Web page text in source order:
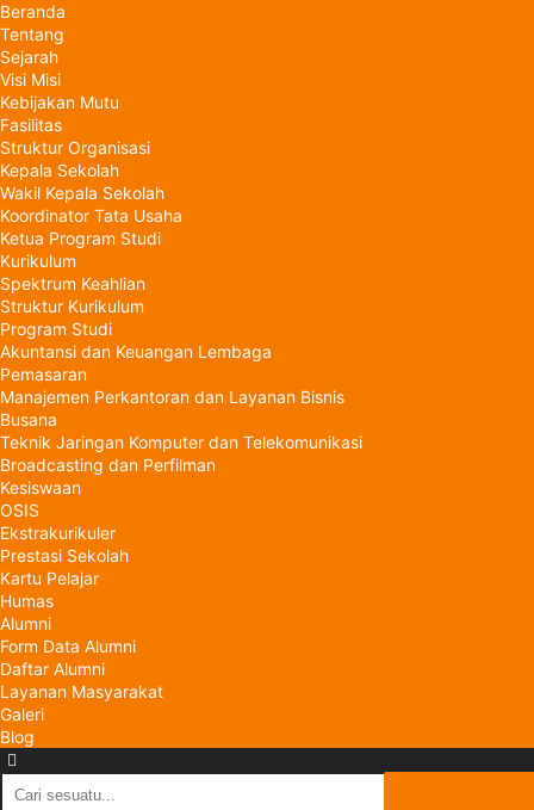
Beranda
Tentang
Sejarah
Visi Misi
Kebijakan Mutu
Fasilitas
Struktur Organisasi
Kepala Sekolah
Wakil Kepala Sekolah
Koordinator Tata Usaha
Ketua Program Studi
Kurikulum
Spektrum Keahlian
Struktur Kurikulum
Program Studi
Akuntansi dan Keuangan Lembaga
Pemasaran
Manajemen Perkantoran dan Layanan Bisnis
Busana
Teknik Jaringan Komputer dan Telekomunikasi
Broadcasting dan Perfilman
Kesiswaan
OSIS
Ekstrakurikuler
Prestasi Sekolah
Kartu Pelajar
Humas
Alumni
Form Data Alumni
Daftar Alumni
Layanan Masyarakat
Galeri
Blog